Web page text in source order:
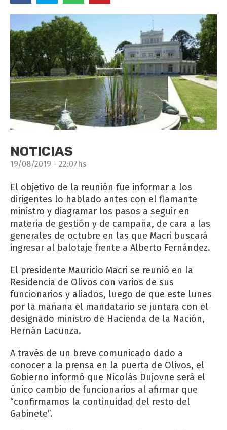
NOTICIAS
19/08/2019 - 22:07hs
El objetivo de la reunión fue informar a los
dirigentes lo hablado antes con el flamante
ministro y diagramar los pasos a seguir en
materia de gestión y de campaña, de cara a las
generales de octubre en las que Macri buscará
ingresar al balotaje frente a Alberto Fernández.
El presidente Mauricio Macri se reunió en la
Residencia de Olivos con varios de sus
funcionarios y aliados, luego de que este lunes
por la mañana el mandatario se juntara con el
designado ministro de Hacienda de la Nación,
Hernán Lacunza.
A través de un breve comunicado dado a
conocer a la prensa en la puerta de Olivos, el
Gobierno informó que Nicolás Dujovne será el
único cambio de funcionarios al afirmar que
“confirmamos la continuidad del resto del
Gabinete”.